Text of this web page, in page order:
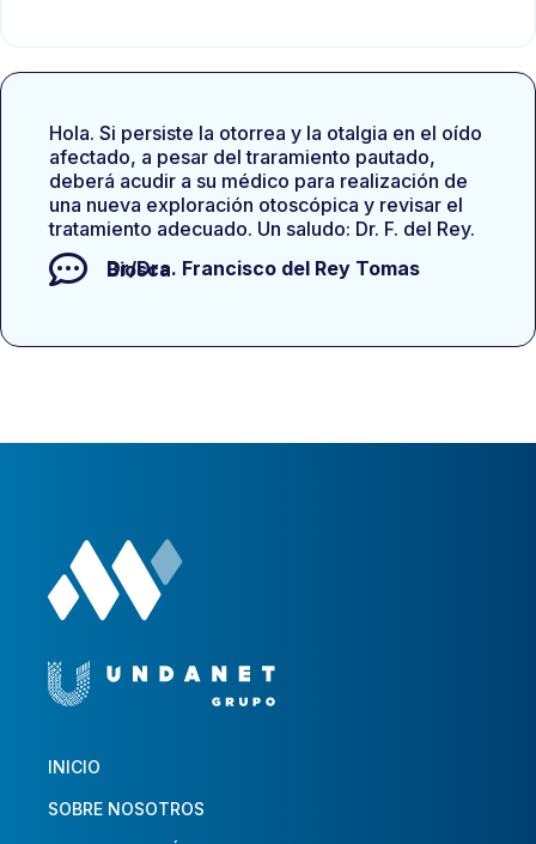
Hola. Si persiste la otorrea y la otalgia en el oído
afectado, a pesar del traramiento pautado,
deberá acudir a su médico para realización de
una nueva exploración otoscópica y revisar el
tratamiento adecuado. Un saludo: Dr. F. del Rey.
Dr/Dra.
Francisco del Rey Tomas Biosca
INICIO
SOBRE NOSOTROS